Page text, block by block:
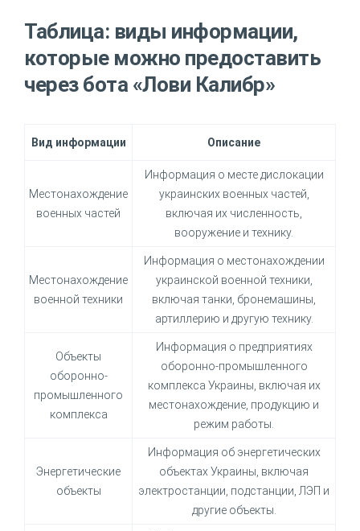
Таблица: виды информации,
которые можно предоставить
через бота «Лови Калибр»
Вид информации Описание
Местонахождение
военных частей
Информация о месте дислокации
украинских военных частей,
включая их численность,
вооружение и технику.
Местонахождение
военной техники
Информация о местонахождении
украинской военной техники,
включая танки, бронемашины,
артиллерию и другую технику.
Объекты
оборонно-
промышленного
комплекса
Информация о предприятиях
оборонно-промышленного
комплекса Украины, включая их
местонахождение, продукцию и
режим работы.
Энергетические
объекты
Информация об энергетических
объектах Украины, включая
электростанции, подстанции, ЛЭП и
другие объекты.